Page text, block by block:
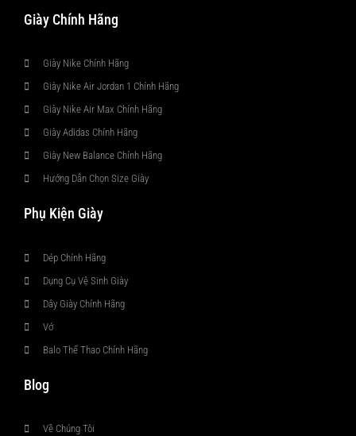
Giày Chính Hãng
Giày Nike Chính Hãng
Giày Nike Air Jordan 1 Chính Hãng
Giày Nike Air Max Chính Hãng
Giày Adidas Chính Hãng
Giày New Balance Chính Hãng
Hướng Dẫn Chọn Size Giày
Phụ Kiện Giày
Dép Chính Hãng
Dụng Cụ Vệ Sinh Giày
Dây Giày Chính Hãng
Vớ
Balo Thể Thao Chính Hãng
Blog
Về Chúng Tôi